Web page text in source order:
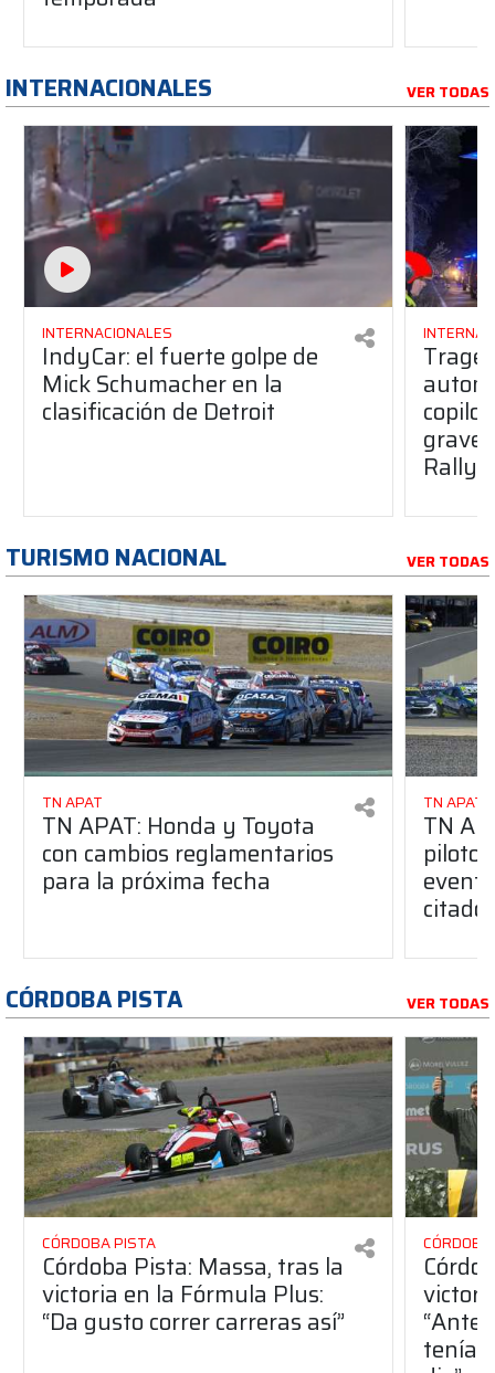
INTERNACIONALES VER TODAS
INTERNACIONALES
IndyCar: el fuerte golpe de
Mick Schumacher en la
clasificación de Detroit
grave
Rally
TURISMO NACIONAL VER TODAS
TN APAT
TN APAT: Honda y Toyota
con cambios reglamentarios
para la próxima fecha
TN APAT
TN
piloto
citado
CÓRDOBA PISTA VER TODAS
CÓRDOBA PISTA
Córdoba Pista: Massa, tras la
victoria en la Fórmula Plus:
“Da gusto correr carreras así”